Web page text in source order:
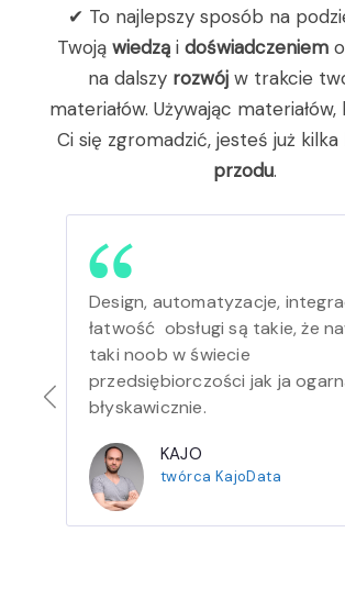
✔ To najlepszy sposób na
Twoją wiedząi doświadczeniem
na dalszy rozwójw trakcie
materiałów. Używając materiałów,
Ci się zgromadzić, jesteś już
przodu.
Design, automatyzacje,
łatwość obsługi są takie, że
taki noob w świecie
przedsiębiorczości jak ja
błyskawicznie.
KAJO
twórca KajoData